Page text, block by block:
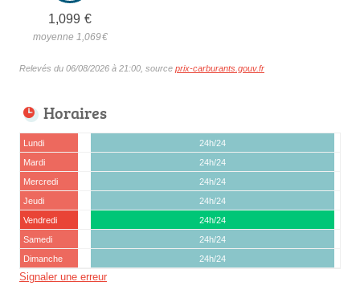
1,099 €
moyenne 1,069€
Relevés du 06/08/2026 à 21:00, source prix-carburants.gouv.fr
Horaires
Lundi
24h/24
Mardi
24h/24
Mercredi
24h/24
Jeudi
24h/24
Vendredi
24h/24
Samedi
24h/24
Dimanche
24h/24
Signaler une erreur